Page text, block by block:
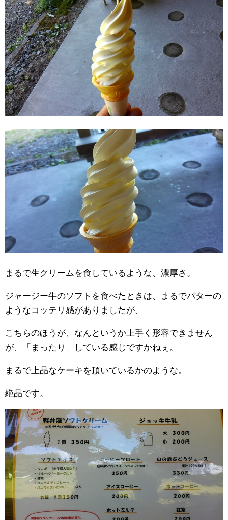
まるで生クリームを食しているような、濃厚さ。
ジャージー牛のソフトを食べたときは、まるでバターの
ようなコッテリ感がありましたが、
こちらのほうが、なんというか上手く形容できません
が、「まったり」している感じですかねぇ。
まるで上品なケーキを頂いているかのような。
絶品です。